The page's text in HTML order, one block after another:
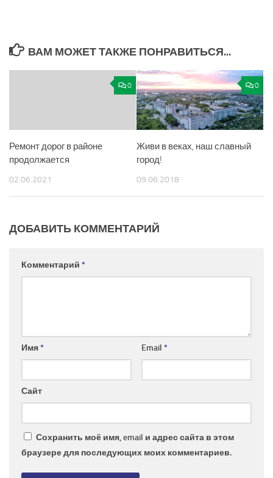
ВАМ МОЖЕТ ТАКЖЕ ПОНРАВИТЬСЯ...
0
Ремонт дорог в районе
продолжается
02.06.2021
0
Живи в веках, наш славный
город!
09.06.2018
ДОБАВИТЬ КОММЕНТАРИЙ
Комментарий *
Имя* Email *
Сайт
Сохранить моё имя, email и адрес сайта в этом
браузере для последующих моих комментариев.